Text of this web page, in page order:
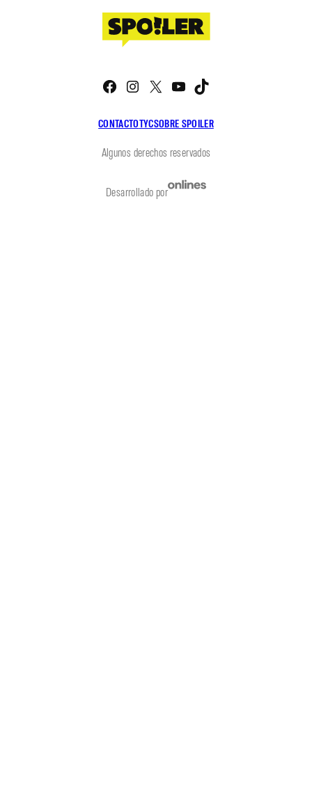
CONTACTOTYCSOBRE SPOILER
Facebook
Instagram
X YouTube
Algunos derechos reservados
Desarrollado por